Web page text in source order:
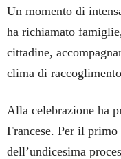
Un momento di
ha richiamato
cittadine,
clima di
Alla celebrazione ha
Francese. Per il
dell’undicesima